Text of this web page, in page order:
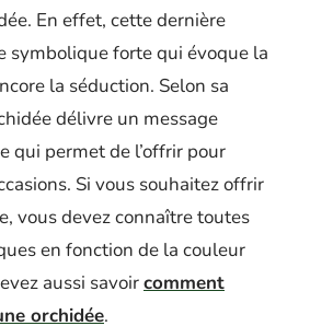
En effet, cette dernière
symbolique forte qui évoque la
la séduction. Selon sa
délivre un message
qui permet de l’offrir pour
Si vous souhaitez offrir
vous devez connaître toutes
en fonction de la couleur
aussi savoircomment
orchidée.